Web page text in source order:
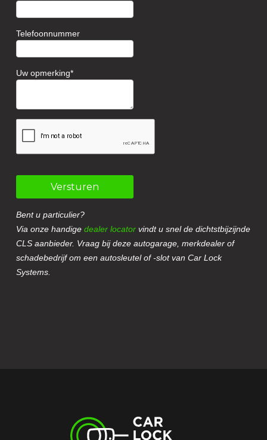
Telefoonnummer
Uw opmerking
Versturen
Bent u particulier?
Via onze handigedealer locator vindt u snel de dichtstbijzijnde
CLS aanbieder. Vraag bij deze autogarage, merkdealer of
schadebedrijf om een autosleutel of -slot van Car Lock
Systems.